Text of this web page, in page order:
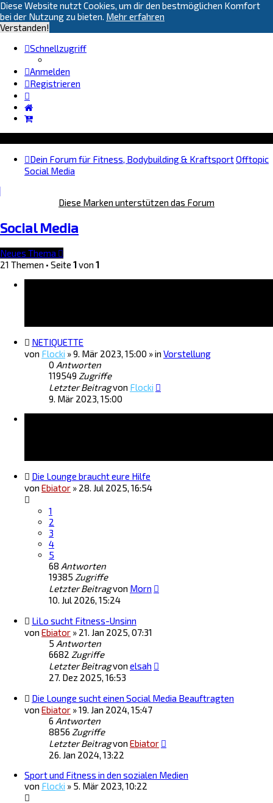
Diese Website nutzt Cookies, um dir den bestmöglichen Komfort
bei der Nutzung zu bieten. Mehr erfahren
Verstanden!
Schnellzugriff
Anmelden
Registrieren
Dein Forum für Fitness, Bodybuilding & KraftsportOfftopic
Social Media
Diese Marken unterstützen das Forum
Social Media
Neues Thema
21 Themen • Seite 1 von 1
NETIQUETTE
von Flocki »9. Mär 2023, 15:00 » in Vorstellung
0 Antworten
119549 Zugriffe
Letzter Beitragvon Flocki
9. Mär 2023, 15:00
Die Lounge braucht eure Hilfe
von Ebiator » 28. Jul 2025, 16:54
1
2
3
4
5
68 Antworten
19385 Zugriffe
Letzter Beitragvon Morn
10. Jul 2026, 15:24
LiLo sucht Fitness-Unsinn
von Ebiator » 21. Jan 2025, 07:31
5 Antworten
6682 Zugriffe
Letzter Beitragvon elsah
27. Dez 2025, 16:53
Die Lounge sucht einen Social Media Beauftragten
von Ebiator »19. Jan 2024, 15:47
6 Antworten
8856 Zugriffe
Letzter Beitragvon Ebiator
26. Jan 2024, 13:22
Sport und Fitness in den sozialen Medien
von Flocki » 5. Mär 2023, 10:22